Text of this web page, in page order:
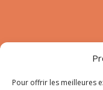
Pour offrir les meilleures
Mail: